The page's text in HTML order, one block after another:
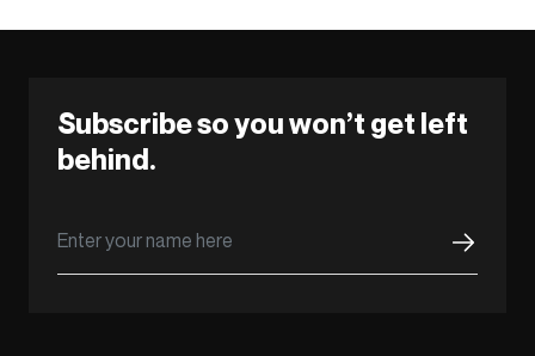
Subscribe so you won’t get left
behind.